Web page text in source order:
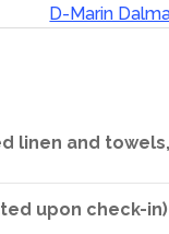
D-Marin
linen and
upon check-in)